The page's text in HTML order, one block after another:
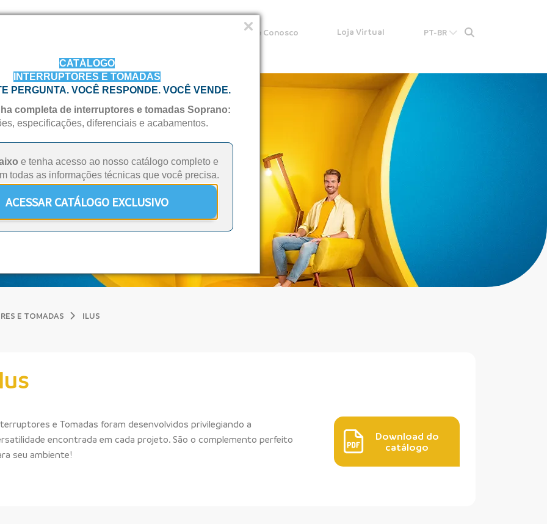
CATÁLOGO
INTERRUPTORES E TOMADAS
PERGUNTA. VOCÊ RESPONDE. VOCÊ VENDE.
completa de interruptores e tomadas Soprano:
especificações, diferenciais e acabamentos.
e tenha acesso ao nosso catálogo completo e
todas as informações técnicas que você precisa.
ACESSAR CATÁLOGO EXCLUSIVO
Trabalhe Conosco Loja Virtual PT-BR
E TOMADAS ILUS
e Tomadas foram desenvolvidos privilegiando a
encontrada em cada projeto. São o complemento perfeito
seu ambiente!
Download do
catálogo